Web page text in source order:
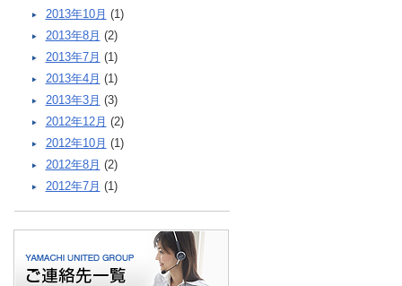
2013年10月 (1)
2013年8月 (2)
2013年7月 (1)
2013年4月 (1)
2013年3月 (3)
2012年12月 (2)
2012年10月 (1)
2012年8月 (2)
2012年7月 (1)